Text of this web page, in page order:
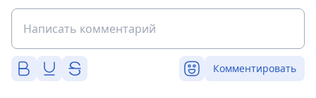
Комментировать